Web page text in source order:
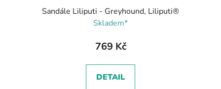
Sandále Liliputi - Greyhound, Liliputi®
Skladem*
769 Kč
DETAIL